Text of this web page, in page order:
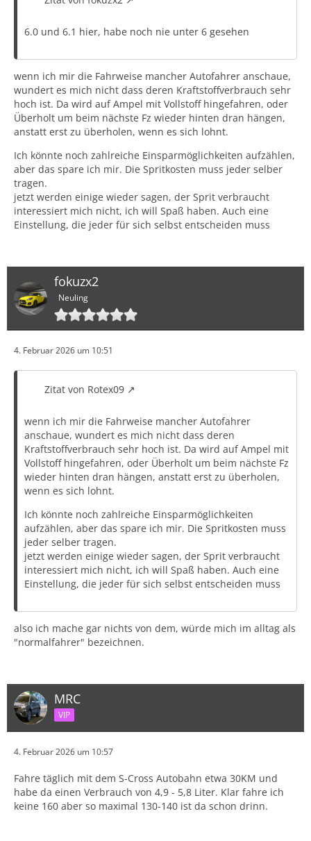
6.0 und 6.1 hier, habe noch nie unter 6 gesehen
wenn ich mir die Fahrweise mancher Autofahrer anschaue,
wundert es mich nicht dass deren Kraftstoffverbrauch sehr
hoch ist. Da wird auf Ampel mit Vollstoff hingefahren, oder
Überholt um beim nächste Fz wieder hinten dran hängen,
anstatt erst zu überholen, wenn es sich lohnt.
Ich könnte noch zahlreiche Einsparmöglichkeiten aufzählen,
aber das spare ich mir. Die Spritkosten muss jeder selber
tragen.
jetzt werden einige wieder sagen, der Sprit verbraucht
interessiert mich nicht, ich will Spaß haben. Auch eine
Einstellung, die jeder für sich selbst entscheiden muss
fokuzx2
Neuling
4. Februar 2026 um 10:51
Zitat von Rotex09
wenn ich mir die Fahrweise mancher Autofahrer
anschaue, wundert es mich nicht dass deren
Kraftstoffverbrauch sehr hoch ist. Da wird auf Ampel mit
Vollstoff hingefahren, oder Überholt um beim nächste Fz
wieder hinten dran hängen, anstatt erst zu überholen,
wenn es sich lohnt.
Ich könnte noch zahlreiche Einsparmöglichkeiten
aufzählen, aber das spare ich mir. Die Spritkosten muss
jeder selber tragen.
jetzt werden einige wieder sagen, der Sprit verbraucht
interessiert mich nicht, ich will Spaß haben. Auch eine
Einstellung, die jeder für sich selbst entscheiden muss
also ich mache gar nichts von dem, würde mich im alltag als
"normalfahrer" bezeichnen.
MRC
VIP
4. Februar 2026 um 10:57
Fahre täglich mit dem S-Cross Autobahn etwa 30KM und
habe da einen Verbrauch von 4,9 - 5,8 Liter. Klar fahre ich
keine 160 aber so maximal 130-140 ist da schon drinn.